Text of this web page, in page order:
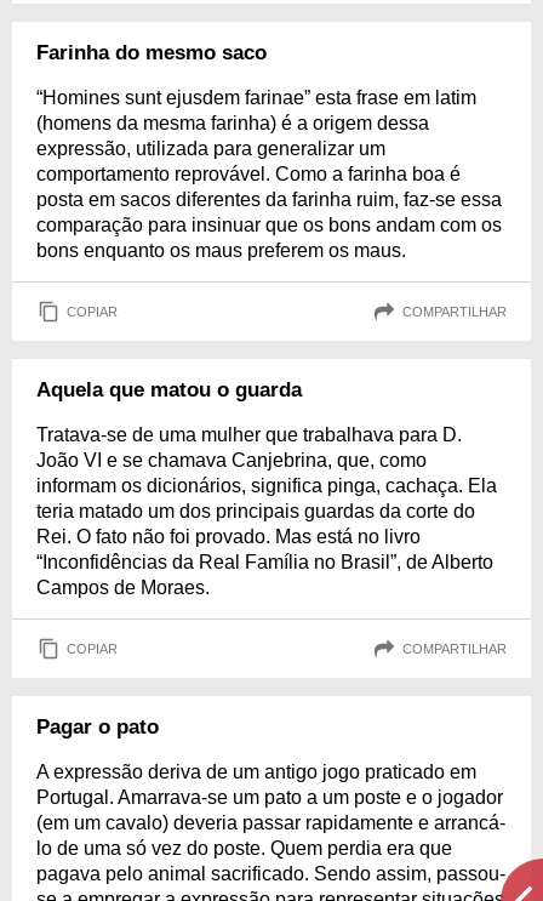
Farinha do mesmo saco
“Homines sunt ejusdem farinae” esta frase em latim
(homens da mesma farinha) é a origem dessa
expressão, utilizada para generalizar um
comportamento reprovável. Como a farinha boa é
posta em sacos diferentes da farinha ruim, faz-se essa
comparação para insinuar que os bons andam com os
bons enquanto os maus preferem os maus.
COPIAR COMPARTILHAR
Aquela que matou o guarda
Tratava-se de uma mulher que trabalhava para D.
João VI e se chamava Canjebrina, que, como
informam os dicionários, significa pinga, cachaça. Ela
teria matado um dos principais guardas da corte do
Rei. O fato não foi provado. Mas está no livro
“Inconfidências da Real Família no Brasil”, de Alberto
Campos de Moraes.
COPIAR COMPARTILHAR
Pagar o pato
A expressão deriva de um antigo jogo praticado em
Portugal. Amarrava-se um pato a um poste e o jogador
(em um cavalo) deveria passar rapidamente e arrancá-
lo de uma só vez do poste. Quem perdia era que
pagava pelo animal sacrificado. Sendo assim, passou-